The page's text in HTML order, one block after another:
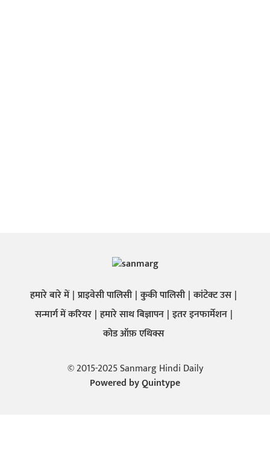
हमारे बारे में प्राइवेसी पालिसी कुकी पालिसी कांटेक्ट उस
सन्मार्ग में करियर हमारे साथ बिज्ञापन इतर इनफार्मेशन
कोड ऑफ़ एथिक्स
© 2015-2025 Sanmarg Hindi Daily
Powered byQuintype